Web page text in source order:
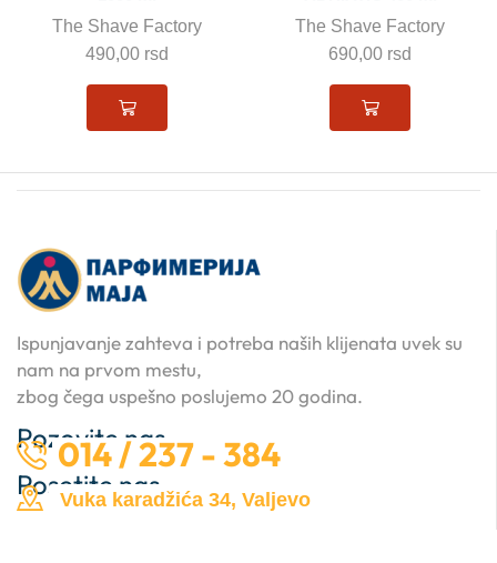
The Shave Factory
490,00 rsd
The Shave Factory
690,00 rsd
Ispunjavanje zahteva i potreba naših klijenata uvek su
nam na prvom mestu,
zbog čega uspešno poslujemo 20 godina.
Pozovite nas …
014 / 237 - 384
Posetite nas …
Vuka karadžića 34, Valjevo